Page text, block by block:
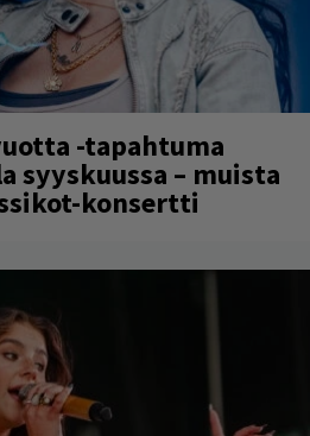
-tapahtuma
syyskuussa – muista
konsertti